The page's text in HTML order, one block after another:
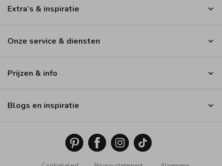
Extra’s & inspiratie
Onze service & diensten
Prijzen & info
Blogs en inspiratie